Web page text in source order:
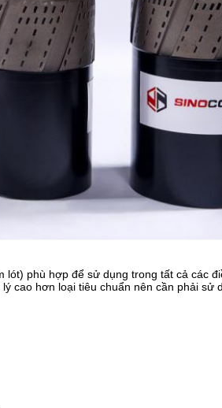
lót) phù hợp để sử dụng trong tất cả các
cao hơn loại tiêu chuẩn nên cần phải